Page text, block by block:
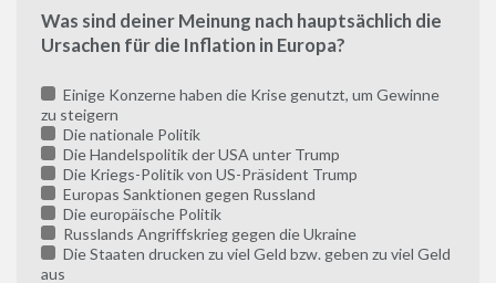
Was sind deiner Meinung nach hauptsächlich die
Ursachen für die Inflation in Europa?
Einige Konzerne haben die Krise genutzt, um Gewinne
zu steigern
Die nationale Politik
Die Handelspolitik der USA unter Trump
Die Kriegs-Politik von US-Präsident Trump
Europas Sanktionen gegen Russland
Die europäische Politik
Russlands Angriffskrieg gegen die Ukraine
Die Staaten drucken zu viel Geld bzw. geben zu viel Geld
aus